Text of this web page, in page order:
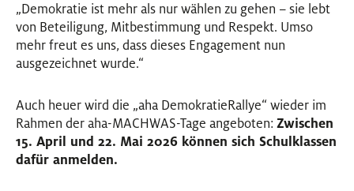
„Demokratie ist mehr als nur wählen zu gehen – sie lebt
von Beteiligung, Mitbestimmung und Respekt. Umso
mehr freut es uns, dass dieses Engagement nun
ausgezeichnet wurde.“
Auch heuer wird die „aha DemokratieRallye“ wieder im
Rahmen der aha-MACHWAS-Tage angeboten: Zwischen
15. April und 22. Mai 2026 können sich Schulklassen
dafür anmelden.